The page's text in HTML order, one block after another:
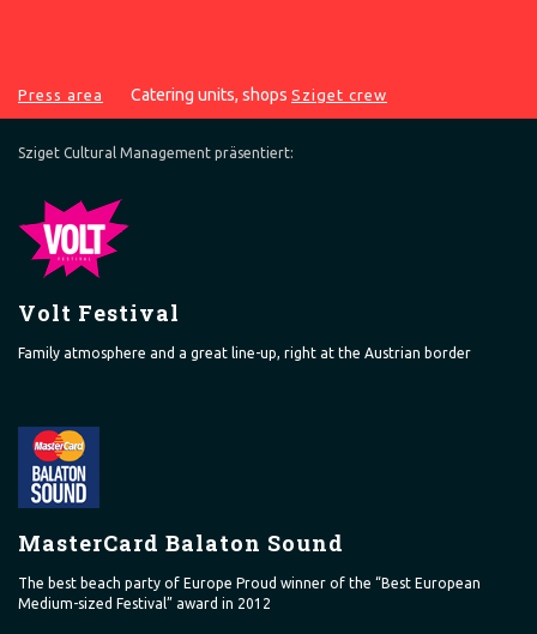
Press area Catering units, shops Sziget crew
Sziget Cultural Management präsentiert:
Volt Festival
Family atmosphere and a great line-up, right at the Austrian border
MasterCard Balaton Sound
The best beach party of Europe Proud winner of the “Best European
Medium-sized Festival” award in 2012